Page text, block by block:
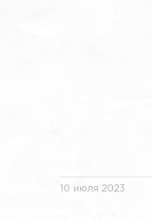
10 июля 2023